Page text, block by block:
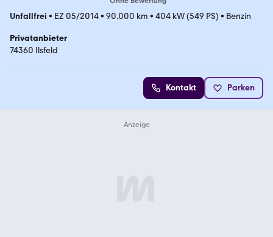
Unfallfrei • EZ 05/2014• 90.000 km • 404 kW (549 PS) • Benzin
Privatanbieter
74360 Ilsfeld
Kontakt Parken